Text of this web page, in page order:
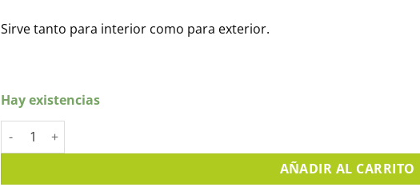
Sirve tanto para interior como para exterior.
Hay existencias
Cámara de seguridad Full HD Hikvision HWT-B120-M cantidad
AÑADIR AL CARRITO